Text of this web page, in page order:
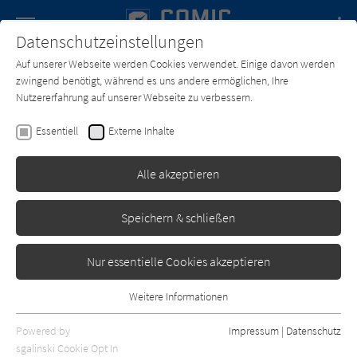
SUCHE Forum Charts Newsletter
Text: Yūsuke Ōsawa Zeichner:
Green Worldz 5
Erschienen: Dezember 2018
Datenschutzeinstellungen
Auf unserer Webseite werden Cookies verwendet. Einige davon werden
zwingend benötigt, während es uns andere ermöglichen, Ihre
Nutzererfahrung auf unserer Webseite zu verbessern.
Essentiell Externe Inhalte
Alle akzeptieren
Speichern & schließen
Nur essentielle Cookies akzeptieren
Essentielle Cookies werden für grundlegende Funktionen der
Webseite benötigt. Dadurch ist gewährleistet, dass die Webseite
Weitere Informationen
Powered by
sgalinski Cookie Opt In
Impressum | Datenschutz